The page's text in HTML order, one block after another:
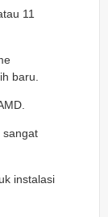
11
baru.
sangat
instalasi